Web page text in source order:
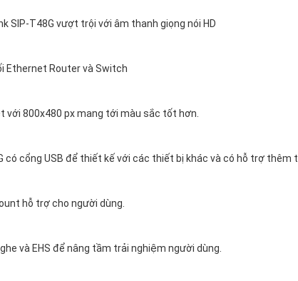
SIP-T48G vượt trội với âm thanh giọng nói HD
Ethernet Router và Switch
với 800x480 px mang tới màu sắc tốt hơn.
có cổng USB để thiết kế với các thiết bị khác và có hỗ trợ thêm
hỗ trợ cho người dùng.
và EHS để nâng tầm trải nghiệm người dùng.